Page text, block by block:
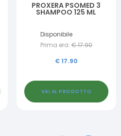
PROXERA PSOMED 3
SHAMPOO 125 ML
Disponibile
Prima era: €17.90
€17.90
VAI AL PRODOTTO